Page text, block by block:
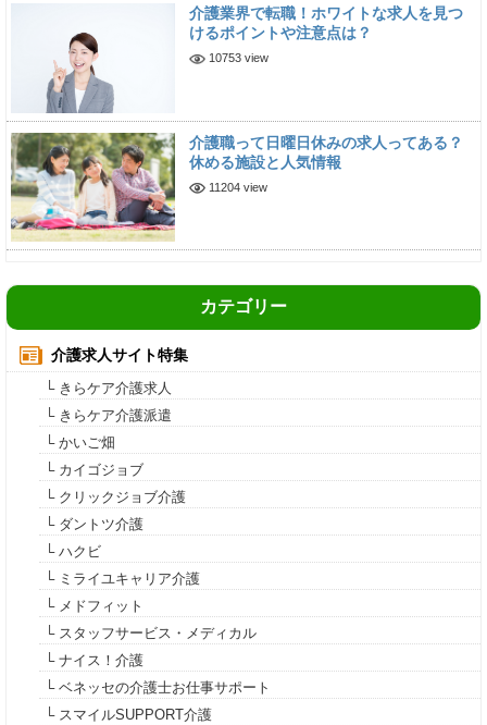
介護業界で転職！ホワイトな求人を見つ
けるポイントや注意点は？
10753 view
介護職って日曜日休みの求人ってある？
休める施設と人気情報
11204 view
カテゴリー
介護求人サイト特集
└ きらケア介護求人
└ きらケア介護派遣
└ かいご畑
└ カイゴジョブ
└ クリックジョブ介護
└ ダントツ介護
└ ハクビ
└ ミライユキャリア介護
└ メドフィット
└ スタッフサービス・メディカル
└ ナイス！介護
└ ベネッセの介護士お仕事サポート
└ スマイルSUPPORT介護